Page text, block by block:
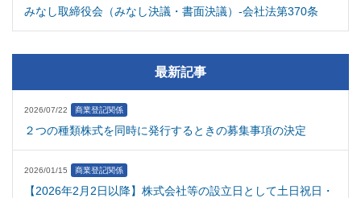
みなし取締役会（みなし決議・書面決議）-会社法第370条
最新記事
2026/07/22 商業登記関係
２つの種類株式を同時に発行するときの募集事項の決定
2026/01/15 商業登記関係
【2026年2月2日以降】株式会社等の設立日として土日祝日・